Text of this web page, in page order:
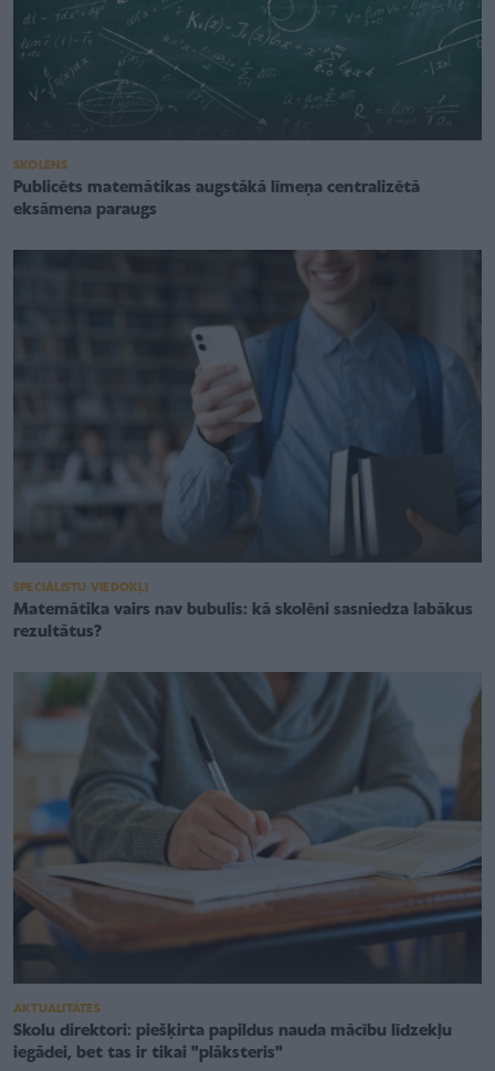
SKOLĒNS
Publicēts matemātikas augstākā līmeņa centralizētā
eksāmena paraugs
SPECIĀLISTU VIEDOKĻI
Matemātika vairs nav bubulis: kā skolēni sasniedza labākus
rezultātus?
AKTUALITĀTES
Skolu direktori: piešķirta papildus nauda mācību līdzekļu
iegādei, bet tas ir tikai "plāksteris"